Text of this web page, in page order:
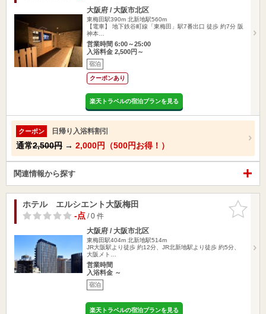
大阪府 / 大阪市北区
東梅田駅390m 北新地駅560m
【電車】 地下鉄谷町線「東梅田」駅7番出口 徒歩 約7分 阪
神本…
営業時間 6:00～25:00
入浴料金 2,500円～
宿泊
クーポンあり
楽天トラベルの宿泊プランを見る
クーポン 日帰り入浴料割引
通常2,500円 → 2,000円（500円お得！）
関連情報から探す
お気に入
りに追加
ホテル エルシエント大阪梅田
-点/ 0 件
大阪府 / 大阪市北区
東梅田駅404m 北新地駅514m
JR大阪駅より徒歩 約12分、JR北新地駅より徒歩 約5分、
大阪メト…
営業時間
入浴料金 ～
宿泊
楽天トラベルの宿泊プランを見る